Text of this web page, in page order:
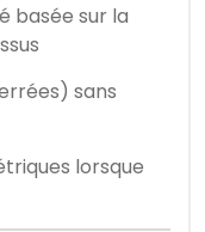
basée sur la
sans
lorsque